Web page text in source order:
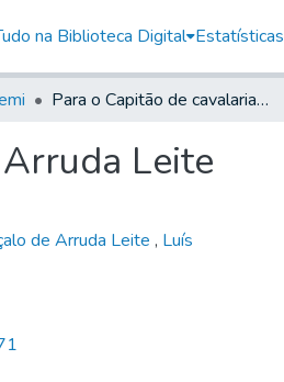
na Biblioteca Digital Estatísticas
Para o Capitão de cavalaria de Itu, Gonçalo de Arruda Leite
Leite
de Arruda Leite , Luís